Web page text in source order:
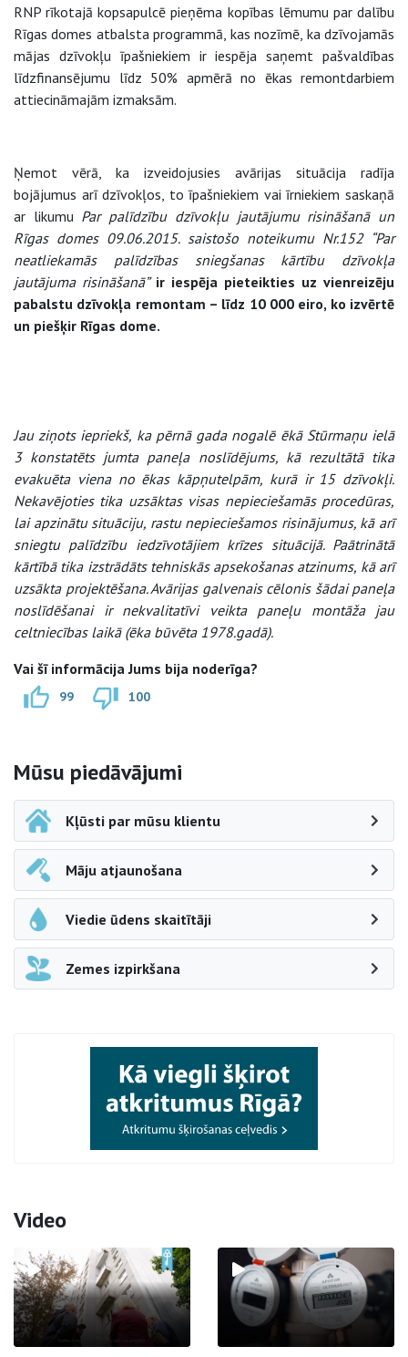
RNP rīkotajā kopsapulcē pieņēma kopības lēmumu par dalību
Rīgas domes atbalsta programmā, kas nozīmē, ka dzīvojamās
mājas dzīvokļu īpašniekiem ir iespēja saņemt pašvaldības
līdzfinansējumu līdz 50% apmērā no ēkas remontdarbiem
attiecināmajām izmaksām.
Ņemot vērā, ka izveidojusies avārijas situācija radīja
bojājumus arī dzīvokļos, to īpašniekiem vai īrniekiem saskaņā
ar likumu Par palīdzību dzīvokļu jautājumu risināšanā un
Rīgas domes 09.06.2015. saistošo noteikumu Nr.152 “Par
neatliekamās palīdzības sniegšanas kārtību dzīvokļa
jautājuma risināšanā” ir iespēja pieteikties uz vienreizēju
pabalstu dzīvokļa remontam – līdz 10 000 eiro, ko izvērtē
un piešķir Rīgas dome.
Jau ziņots iepriekš, ka pērnā gada nogalē ēkā Stūrmaņu ielā
3 konstatēts jumta paneļa noslīdējums, kā rezultātā tika
evakuēta viena no ēkas kāpņutelpām, kurā ir 15 dzīvokļi.
Nekavējoties tika uzsāktas visas nepieciešamās procedūras,
lai apzinātu situāciju, rastu nepieciešamos risinājumus, kā arī
sniegtu palīdzību iedzīvotājiem krīzes situācijā. Paātrinātā
kārtībā tika izstrādāts tehniskās apsekošanas atzinums, kā arī
uzsākta projektēšana. Avārijas galvenais cēlonis šādai paneļa
noslīdēšanai ir nekvalitatīvi veikta paneļu montāža jau
celtniecības laikā (ēka būvēta 1978.gadā).
Vai šī informācija Jums bija noderīga?
99 100
Sāna navigācija
Mūsu piedāvājumi
Kļūsti par mūsu klientu
Māju atjaunošana
Viedie ūdens skaitītāji
Zemes izpirkšana
Video